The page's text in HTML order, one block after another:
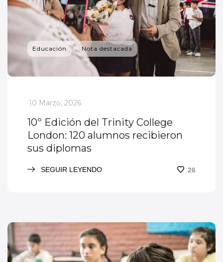
Educación Nota destacada
_
10 Marzo, 2026
10º Edición del Trinity College
London: 120 alumnos recibieron
sus diplomas
SEGUIR LEYENDO 26